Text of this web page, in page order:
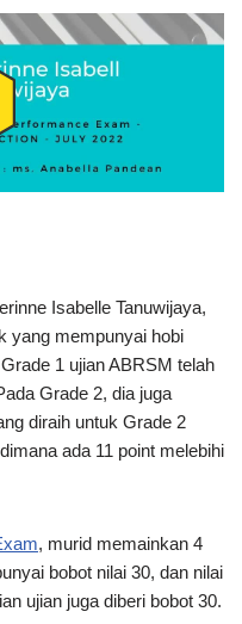
Isabelle Tanuwijaya,
yang mempunyai hobi
1 ujian ABRSM telah
Grade 2, dia juga
diraih untuk Grade 2
ada 11 point melebihi
, murid memainkan 4
bobot nilai 30, dan nilai
ujian juga diberi bobot 30.